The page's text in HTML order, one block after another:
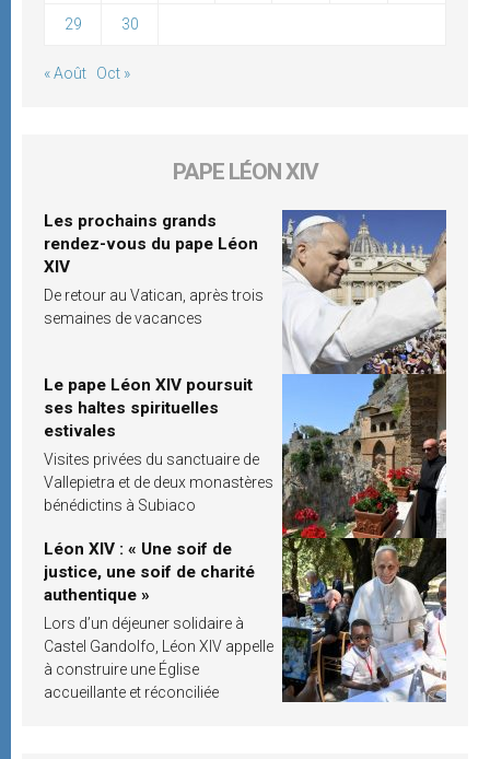
29 30
« Août Oct »
PAPE LÉON XIV
Les prochains grands
rendez-vous du pape Léon
XIV
De retour au Vatican, après trois
semaines de vacances
Le pape Léon XIV poursuit
ses haltes spirituelles
estivales
Visites privées du sanctuaire de
Vallepietra et de deux monastères
bénédictins à Subiaco
Léon XIV : « Une soif de
justice, une soif de charité
authentique »
Lors d’un déjeuner solidaire à
Castel Gandolfo, Léon XIV appelle
à construire une Église
accueillante et réconciliée